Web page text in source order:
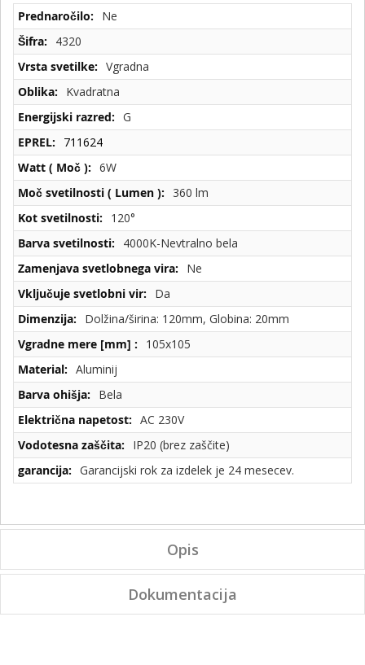
Tehnične
specifikacije
Ne
4320
Vgradna
Kvadratna
G
711624
6W
360 lm
120°
4000K-Nevtralno bela
Ne
Da
Dolžina/širina: 120mm, Globina: 20mm
105x105
Aluminij
Bela
AC 230V
IP20 (brez zaščite)
Garancijski rok za izdelek je 24 mesecev.
Opis
Dokumentacija